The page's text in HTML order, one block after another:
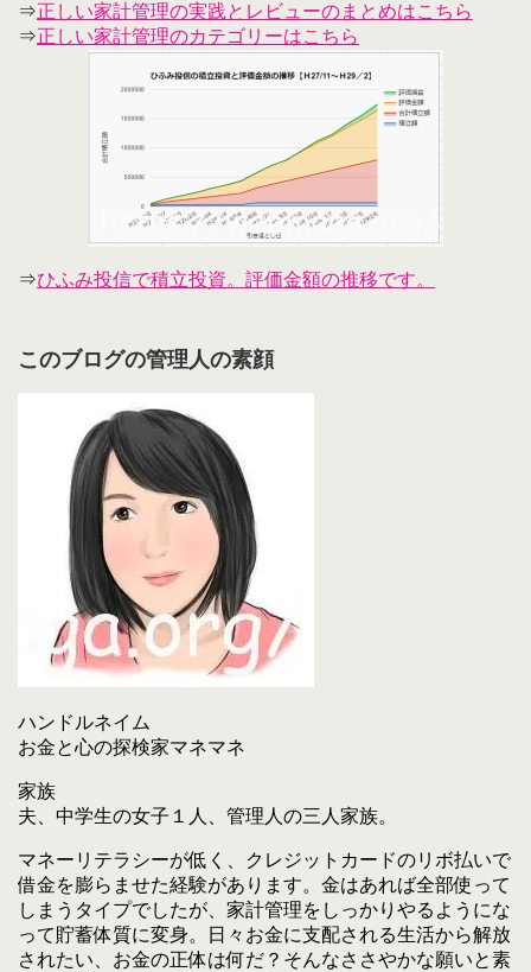
⇒正しい家計管理の実践とレビューのまとめはこちら
⇒正しい家計管理のカテゴリーはこちら
⇒ひふみ投信で積立投資。評価金額の推移です。
このブログの管理人の素顔
ハンドルネイム
お金と心の探検家マネマネ
家族
夫、中学生の女子１人、管理人の三人家族。
マネーリテラシーが低く、クレジットカードのリボ払いで
借金を膨らませた経験があります。金はあれば全部使って
しまうタイプでしたが、家計管理をしっかりやるようにな
って貯蓄体質に変身。日々お金に支配される生活から解放
されたい、お金の正体は何だ？そんなささやかな願いと素